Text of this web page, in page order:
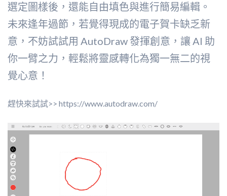
選定圖樣後，還能自由填色與進行簡易編輯。
未來逢年過節，若覺得現成的電子賀卡缺乏新
意，不妨試試用 AutoDraw 發揮創意，讓 AI 助
你一臂之力，輕鬆將靈感轉化為獨一無二的視
覺心意！
趕快來試試>> https://www.autodraw.com/